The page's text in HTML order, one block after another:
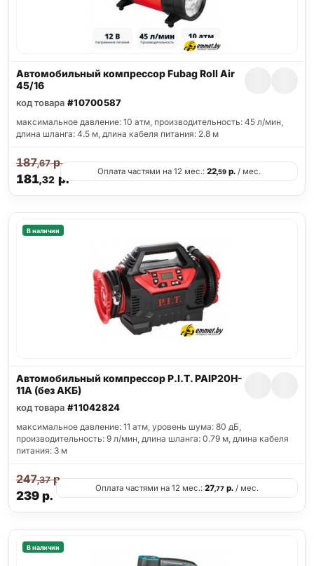
Автомобильный компрессор Fubag Roll Air
45/16
код товара #10700587
максимальное давление: 10 атм, производительность: 45 л/мин,
длина шланга: 4.5 м, длина кабеля питания: 2.8 м
181,32р.
187,67р.
Оплата частями на 12 мес.: 22,59 р. / мес.
В наличии
Автомобильный компрессор P.I.T. PAIP20H-
11A (без АКБ)
код товара #11042824
максимальное давление: 11 атм, уровень шума: 80 дБ,
производительность: 9 л/мин, длина шланга: 0.79 м, длина кабеля
питания: 3 м
239р.
247,37р.
Оплата частями на 12 мес.: 27,77р./ мес.
В наличии